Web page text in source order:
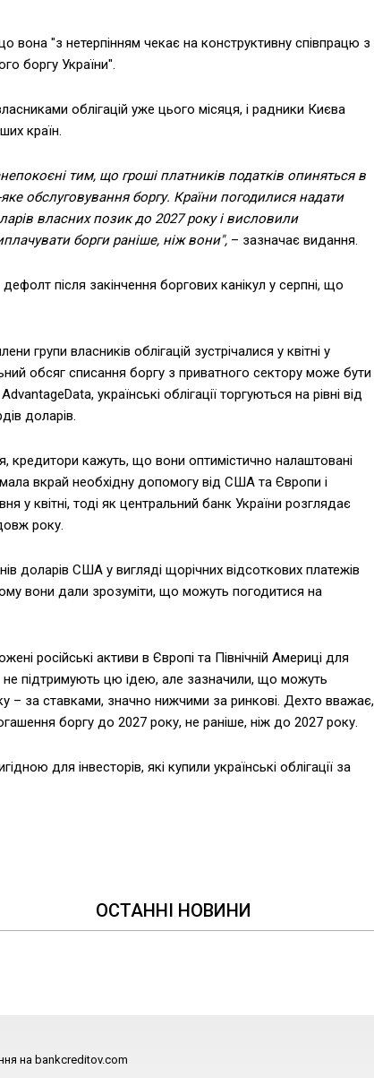
вона "з нетерпінням чекає на конструктивну співпрацю з
боргу України".
облігацій уже цього місяця, і радники Києва
країн.
тим, що гроші платників податків опиняться в
обслуговування боргу. Країни погодилися надати
власних позик до 2027 року і висловили
борги раніше, ніж вони", – зазначає видання.
після закінчення боргових канікул у серпні, що
групи власників облігацій зустрічалися у квітні у
обсяг списання боргу з приватного сектору може бути
українські облігації торгуються на рівні від
доларів.
кажуть, що вони оптимістично налаштовані
вкрай необхідну допомогу від США та Європи і
у квітні, тоді як центральний банк України розглядає
року.
доларів США у вигляді щорічних відсоткових платежів
вони дали зрозуміти, що можуть погодитися на
російські активи в Європі та Північній Америці для
підтримують цю ідею, але зазначили, що можуть
– за ставками, значно нижчими за ринкові. Дехто вважає,
боргу до 2027 року, не раніше, ніж до 2027 року.
для інвесторів, які купили українські облігації за
ОСТАННІ НОВИНИ
на bankcreditov.com